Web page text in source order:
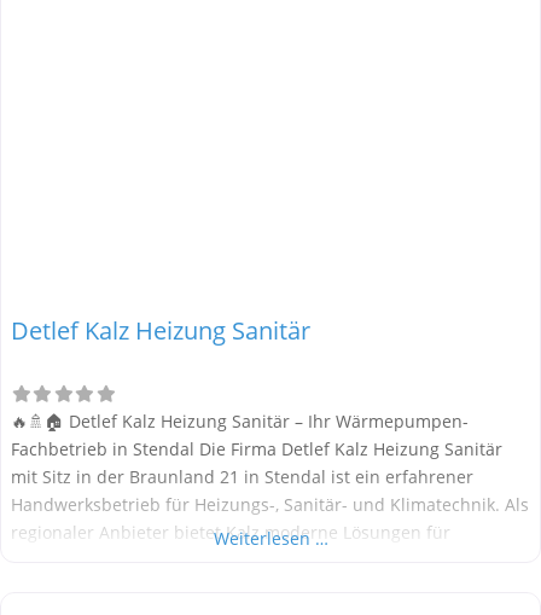
Detlef Kalz Heizung Sanitär
🔥🚿🏠 Detlef Kalz Heizung Sanitär – Ihr Wärmepumpen-
Fachbetrieb in Stendal Die Firma Detlef Kalz Heizung Sanitär
mit Sitz in der Braunland 21 in Stendal ist ein erfahrener
Handwerksbetrieb für Heizungs-, Sanitär- und Klimatechnik. Als
regionaler Anbieter bietet Kalz moderne Lösungen für
Weiterlesen …